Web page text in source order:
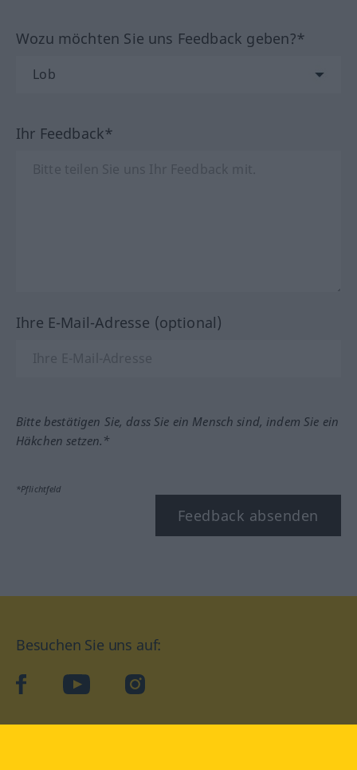
Wozu möchten Sie uns Feedback geben?*
Ihr Feedback*
Ihre E-Mail-Adresse (optional)
Bitte bestätigen Sie, dass Sie ein Mensch sind, indem Sie ein
Häkchen setzen.*
*Pflichtfeld
Feedback absenden
Besuchen Sie uns auf:
facebookYouTube Instagram